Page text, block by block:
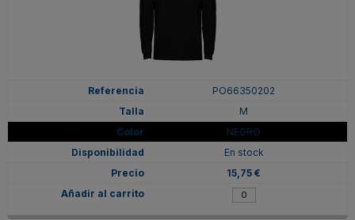
PO66350202
M
NEGRO
En stock
15,75 €